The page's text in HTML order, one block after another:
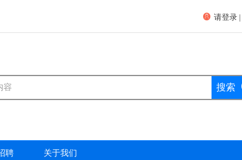
 请登录 |
聘 关于我们